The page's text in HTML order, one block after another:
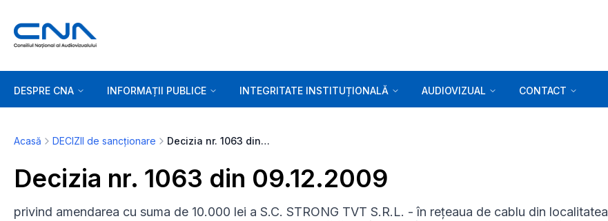
DESPRE CNA INFORMAȚII PUBLICE INTEGRITATE INSTITUȚIONALĂ AUDIOVIZUAL CONTACT
Acasă DECIZII de sancționare Decizia nr. 1063 din 09.12.2009
Decizia nr. 1063 din 09.12.2009
privind amendarea cu suma de 10.000 lei a S.C. STRONG TVT S.R.L. - în rețeaua de cablu din localitatea